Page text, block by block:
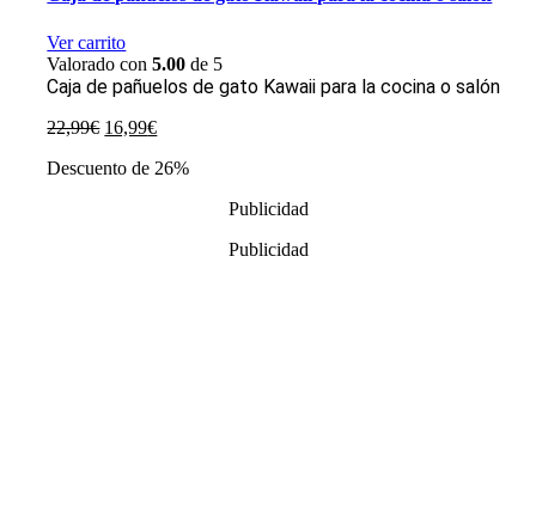
Ver carrito
Valorado con5.00 de 5
Caja de pañuelos de gato Kawaii para la cocina o salón
22,99€ El
original
16,99€El
actual
Descuento de 26%
Publicidad
Publicidad